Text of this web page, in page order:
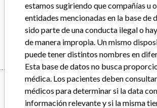
FACTOR REAGENT
Manufacturer BECKMAN
Manufacturer
estamos sugiriendo que compañías u
entidades mencionadas en la base de
sido parte de una conducta ilegal o
de manera impropia. Un mismo
puede tener distintos nombres en
Esta base de datos no busca
médica. Los pacientes deben
médicos para determinar si la data
información relevante y si la misma